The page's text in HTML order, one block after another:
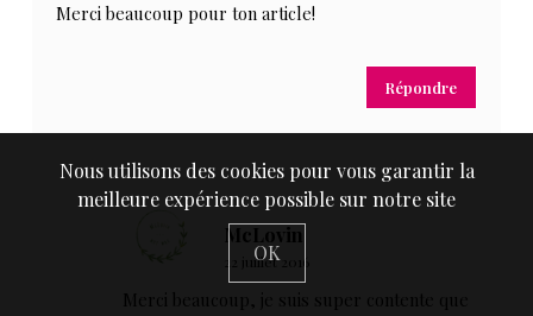
Merci beaucoup pour ton article!
Répondre
McLovin
22 juillet 2016
Merci beaucoup, je suis super contente que
Nous utilisons des cookies pour vous garantir la
meilleure expérience possible sur notre site
OK